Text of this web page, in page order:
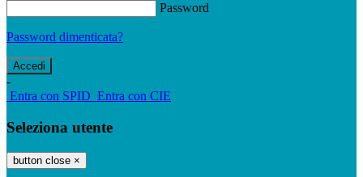
Password
Password dimenticata?
-
Entra con SPID Entra con CIE
Seleziona utente
button close ×